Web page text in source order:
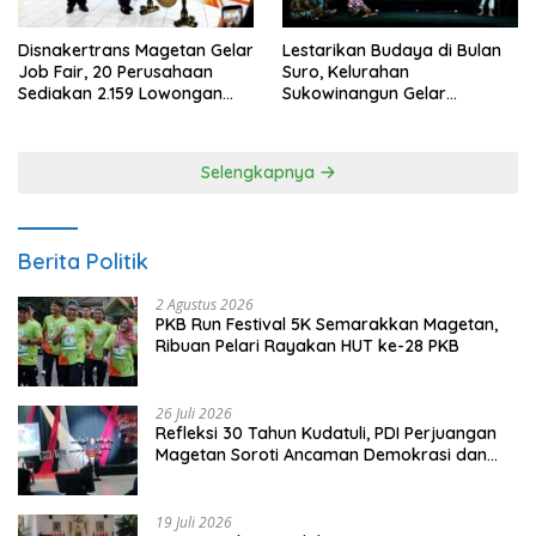
Disnakertrans Magetan Gelar
Job Fair, 20 Perusahaan
Sediakan 2.159 Lowongan
Lestarikan Budaya di Bulan
Suro, Kelurahan
Sukowinangun Gelar
Selengkapnya
Berita Politik
2 Agustus 2026
PKB Run Festival 5K Semarakkan Magetan,
Ribuan Pelari Rayakan HUT ke-28 PKB
26 Juli 2026
Refleksi 30 Tahun Kudatuli, PDI Perjuangan
Magetan Soroti Ancaman Demokrasi dan
19 Juli 2026